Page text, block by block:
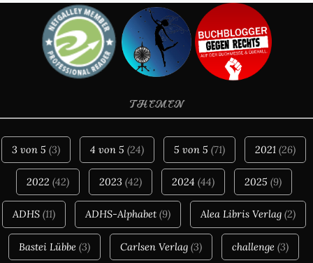
THEMEN
3 von 5 (3) 4 von 5 (24) 5 von 5 (71) 2021 (26)
2022 (42) 2023 (42) 2024 (44) 2025 (9)
ADHS(11) ADHS-Alphabet(9) Alea Libris Verlag(2)
Bastei Lübbe (3) Carlsen Verlag (3) challenge (3)